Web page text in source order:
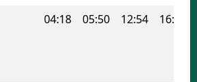
04:18 05:50 12:54 16:40